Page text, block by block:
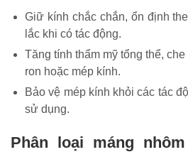
Giữ kính chắc chắn, ổn định
lắc khi có tác động.
Tăng tính thẩm mỹ tổng thể,
ron hoặc mép kính.
Bảo vệ mép kính khỏi các tác
sử dụng.
Phân loại máng